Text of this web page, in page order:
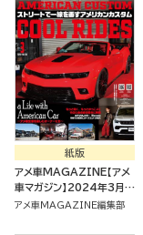
紙版
アメ車MAGAZINE【アメ
車マガジン】2024年3月号
[雑誌]
アメ車MAGAZINE編集部